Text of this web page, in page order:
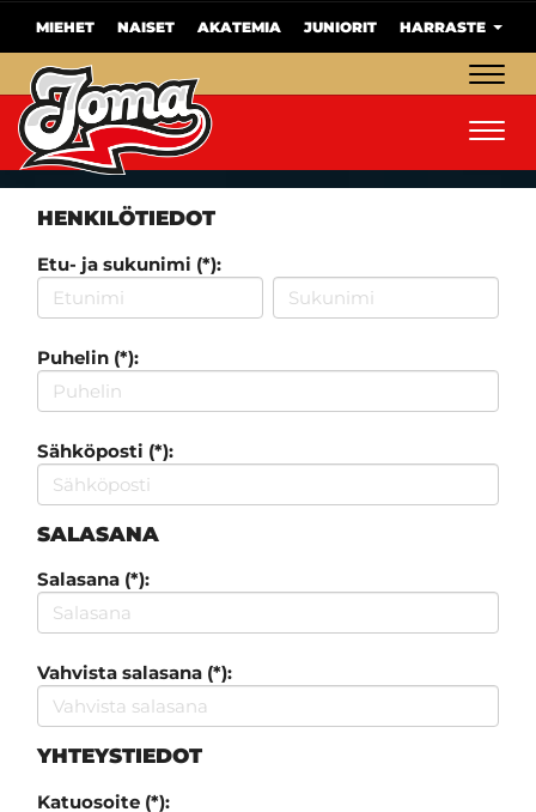
MIEHET NAISET AKATEMIA JUNIORIT HARRASTE
HENKILÖTIEDOT
Etu- ja sukunimi (*):
Puhelin (*):
Sähköposti (*):
SALASANA
Salasana (*):
Vahvista salasana (*):
YHTEYSTIEDOT
Katuosoite (*):